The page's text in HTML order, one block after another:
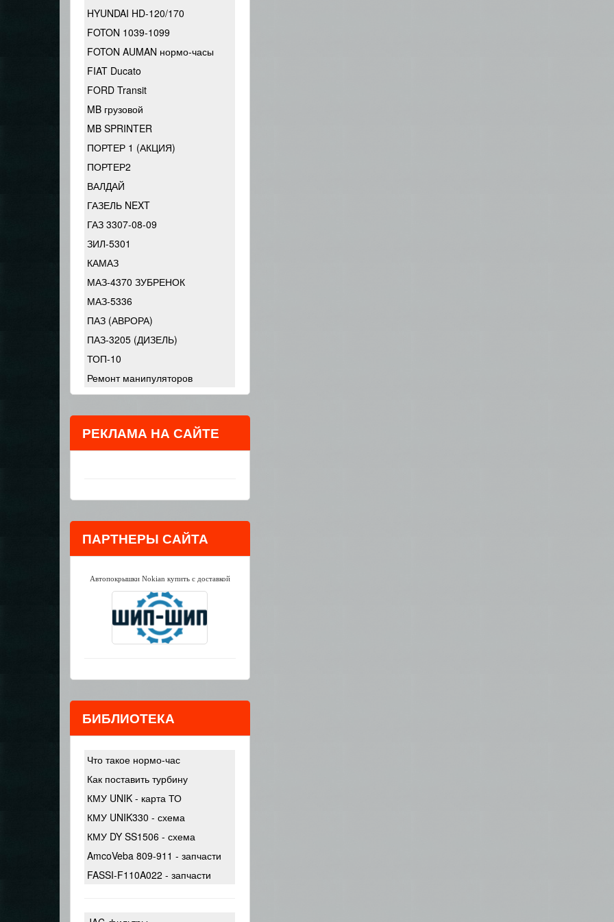
HYUNDAI HD-120/170
FOTON 1039-1099
FOTON AUMAN нормо-часы
FIAT Ducato
FORD Transit
MB грузовой
MB SPRINTER
ПОРТЕР 1 (АКЦИЯ)
ПОРТЕР2
ВАЛДАЙ
ГАЗЕЛЬ NEXT
ГАЗ 3307-08-09
ЗИЛ-5301
КАМАЗ
МАЗ-4370 ЗУБРЕНОК
МАЗ-5336
ПАЗ (АВРОРА)
ПАЗ-3205 (ДИЗЕЛЬ)
ТОП-10
Ремонт манипуляторов
РЕКЛАМА НА САЙТЕ
ПАРТНЕРЫ САЙТА
Автопокрышки Nokian купить с доставкой
БИБЛИОТЕКА
Что такое нормо-час
Как поставить турбину
КМУ UNIK - карта ТО
КМУ UNIK330 - схема
КМУ DY SS1506 - схема
AmcoVeba 809-911 - запчасти
FASSI-F110A022 - запчасти